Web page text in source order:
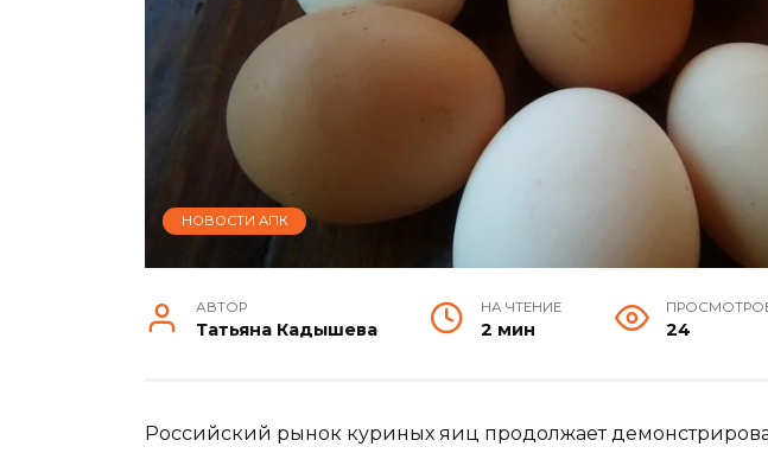
НОВОСТИ АПК
АВТОР
Татьяна Кадышева
НА ЧТЕНИЕ
2 мин 24
Российский рынок куриных яиц продолжает